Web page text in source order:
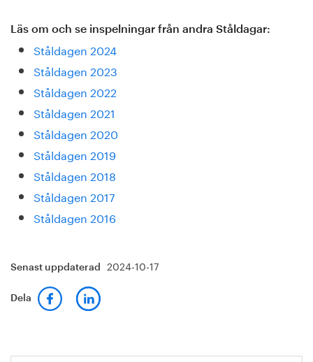
Läs om och se inspelningar från andra Ståldagar:
Ståldagen 2024
Ståldagen 2023
Ståldagen 2022
Ståldagen 2021
Ståldagen 2020
Ståldagen 2019
Ståldagen 2018
Ståldagen 2017
Ståldagen 2016
Senast uppdaterad 2024-10-17
Dela